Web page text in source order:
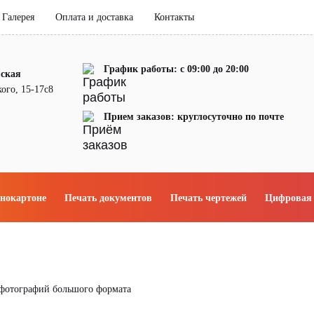
Галерея Оплата и доставка Контакты
15-17с8
График работы: с 09:00 до 20:00
Прием заказов: круглосуточно по почте
Печать документов Печать чертежей Цифровая
большого формата